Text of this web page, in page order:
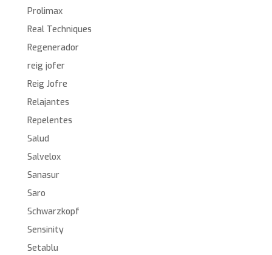
Prolimax
Real Techniques
Regenerador
reig jofer
Reig Jofre
Relajantes
Repelentes
Salud
Salvelox
Sanasur
Saro
Schwarzkopf
Sensinity
Setablu